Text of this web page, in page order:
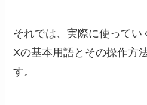
それでは、実際に使ってい
Xの基本用語とその操作方
す。